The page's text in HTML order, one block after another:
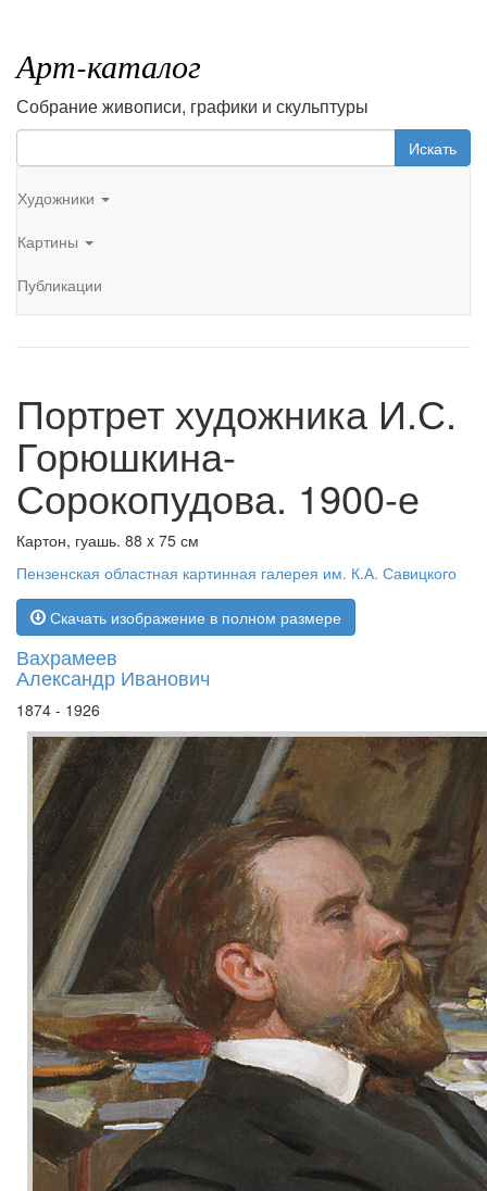
Арт-каталог
Собрание живописи, графики и скульптуры
Искать
Художники
Картины
Публикации
Портрет художника И.С.
Горюшкина-
Сорокопудова. 1900-е
Картон, гуашь. 88 x 75 см
Пензенская областная картинная галерея им. К.А. Савицкого
Скачать изображение в полном размере
Вахрамеев
Александр Иванович
1874 - 1926